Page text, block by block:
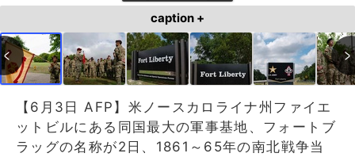
caption +
【6月3日 AFP】米ノースカロライナ州ファイエ
ットビルにある同国最大の軍事基地、フォートブ
ラッグの名称が2日、1861～65年の南北戦争当